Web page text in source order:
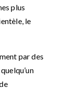
plus
le
par des